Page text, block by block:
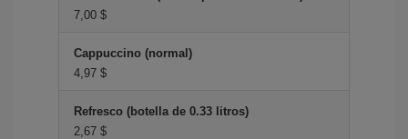
7,00 $
Cappuccino (normal)
4,97 $
Refresco (botella de 0.33 litros)
2,67 $